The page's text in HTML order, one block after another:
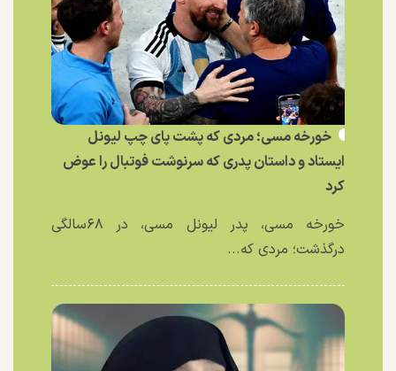
خورخه مسی؛ مردی که پشت پای چپ لیونل
ایستاد و داستان پدری که سرنوشت فوتبال را عوض
کرد
خورخه مسی، پدر لیونل مسی، در ۶۸سالگی
درگذشت؛ مردی که...